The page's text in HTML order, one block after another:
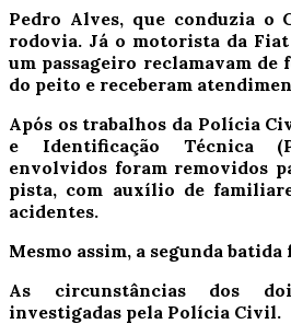
Pedro Alves, que conduzia o
rodovia. Já o motorista da Fiat
um passageiro reclamavam de
do peito e receberam
Após os trabalhos da Polícia
e Identificação Técnica
envolvidos foram removidos
pista, com auxílio de
acidentes.
Mesmo assim, a segunda
As circunstâncias dos
investigadas pela Polícia Civil.